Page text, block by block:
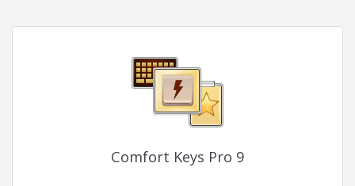
Comfort Keys Pro 9